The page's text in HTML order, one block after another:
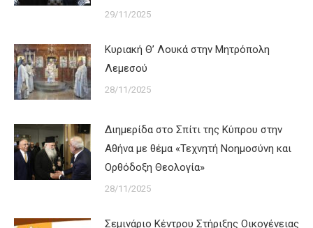
29/11/2025
Κυριακή Θ’ Λουκά στην Μητρόπολη
Λεμεσού
28/11/2025
Διημερίδα στο Σπίτι της Κύπρου στην
Αθήνα με θέμα «Τεχνητή Νοημοσύνη και
Ορθόδοξη Θεολογία»
28/11/2025
Σεμινάριο Κέντρου Στήριξης Οικογένειας